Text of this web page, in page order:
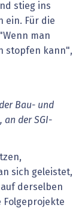
stieg ins
ein. Für die
man
stopfen kann",
Bau- und
an der SGI-
sich geleistet,
derselben
Folgeprojekte